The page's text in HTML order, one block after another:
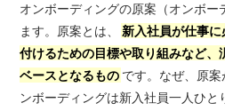
オンボーディングの原案（オンボー
ます。原案とは、
新入社員が仕事
付けるための目標や取り組みなど、
ベースとなるもの です。なぜ、原
ンボーディングは新入社員一人ひ